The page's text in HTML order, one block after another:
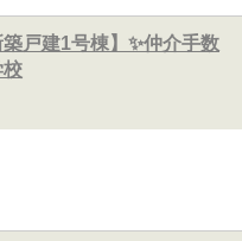
戸建1号棟】✨️仲介手数
校